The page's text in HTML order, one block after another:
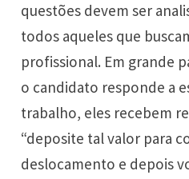
questões devem ser
todos aqueles que
profissional. Em grande
o candidato responde a
trabalho, eles recebem
“deposite tal valor para
deslocamento e depois